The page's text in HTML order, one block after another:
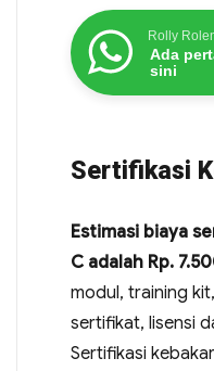
Rolly
Ada
sini
Sertifikasi
Estimasi biaya
C adalah Rp.
modul, training
sertifikat, lisensi
Sertifikasi